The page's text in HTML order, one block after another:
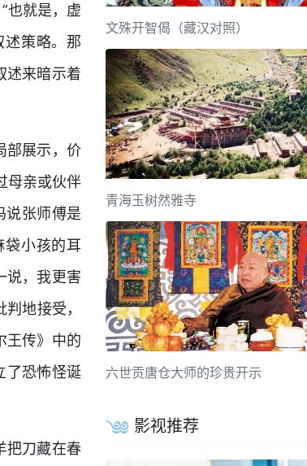
也就是，虚
述策略。那
述来暗示着
部展示，价
母亲或伙伴
说张师傅是
袋小孩的耳
说，我更害
地接受，
王传》中的
了恐怖怪诞
把刀藏在春
文殊开智偈（藏汉对照）
青海玉树然雅寺
六世贡唐仓大师的珍贵开示
影视推荐